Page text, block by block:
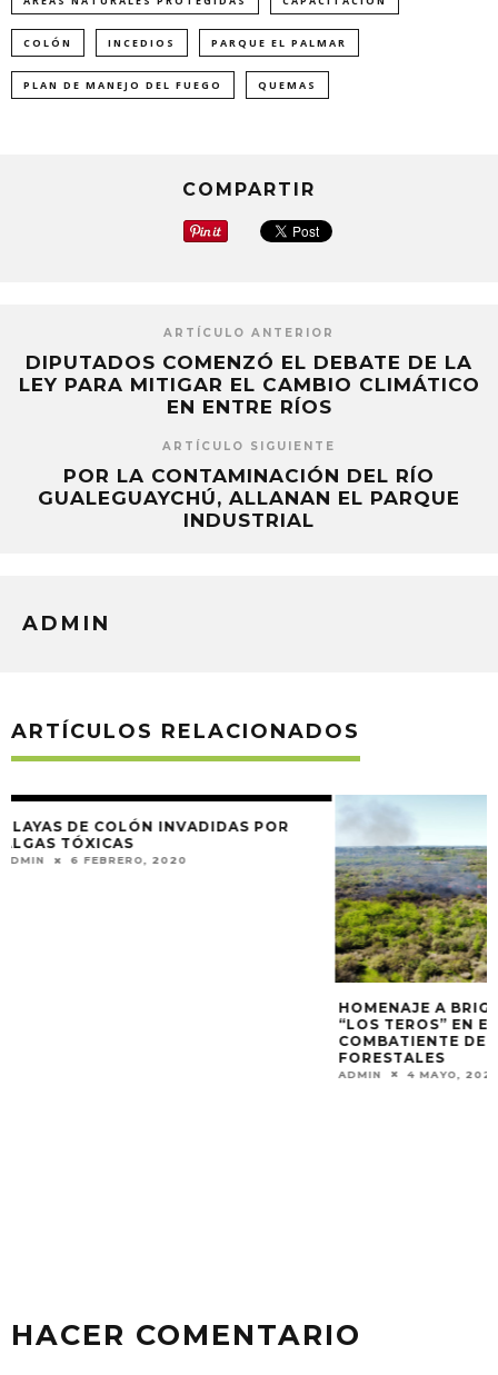
una
ventana
nueva)
una
ventana
nueva)
una
ventana
nueva)
COLÓN INCEDIOS PARQUE EL PALMAR
PLAN DE MANEJO DEL FUEGO QUEMAS
COMPARTIR
ARTÍCULO ANTERIOR
DIPUTADOS COMENZÓ EL DEBATE DE LA
LEY PARA MITIGAR EL CAMBIO CLIMÁTICO
EN ENTRE RÍOS
ARTÍCULO SIGUIENTE
POR LA CONTAMINACIÓN DEL RÍO
GUALEGUAYCHÚ, ALLANAN EL PARQUE
INDUSTRIAL
ADMIN
ARTÍCULOS RELACIONADOS
HOMENAJE A BRIGADISTAS DE RESERVA
POR LAS
SECRETARÍA DE
ADMIN 26
HACER COMENTARIO